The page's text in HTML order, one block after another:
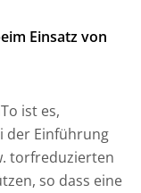
Einsatz von
ist es,
der Einführung
torfreduzierten
so dass eine